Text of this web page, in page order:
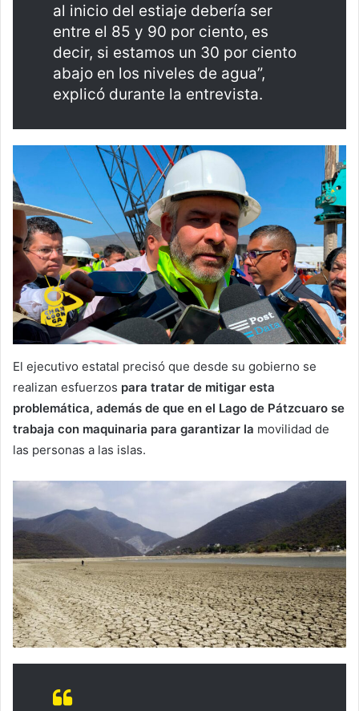
al inicio del estiaje debería ser
entre el 85 y 90 por ciento, es
decir, si estamos un 30 por ciento
abajo en los niveles de agua”,
explicó durante la entrevista.
El ejecutivo estatal precisó que desde su gobierno se
realizan esfuerzos para tratar de mitigar esta
problemática, además de que en el Lago de Pátzcuaro se
trabaja con maquinaria para garantizar la movilidad de
las personas a las islas.